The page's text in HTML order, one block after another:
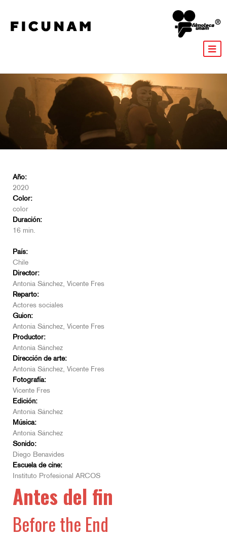
Año:
2020
Color:
color
Duración:
16 min.
País:
Chile
Director:
Antonia Sánchez, Vicente Fres
Reparto:
Actores sociales
Guion:
Antonia Sánchez, Vicente Fres
Productor:
Antonia Sánchez
Dirección de arte:
Antonia Sánchez, Vicente Fres
Fotografía:
Vicente Fres
Edición:
Antonia Sánchez
Música:
Antonia Sánchez
Sonido:
Diego Benavides
Escuela de cine:
Instituto Profesional ARCOS
Antes del fin
Before the End